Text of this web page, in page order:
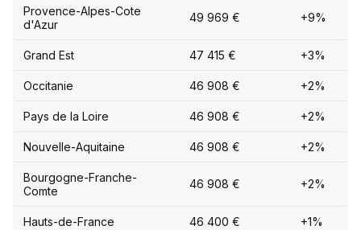
Provence-Alpes-Cote
d'Azur
49 969 € +9%
Grand Est 47 415 € +3%
Occitanie 46 908 € +2%
Pays de la Loire 46 908 € +2%
Nouvelle-Aquitaine 46 908 € +2%
Bourgogne-Franche-
Comte
46 908 € +2%
Hauts-de-France 46 400 € +1%